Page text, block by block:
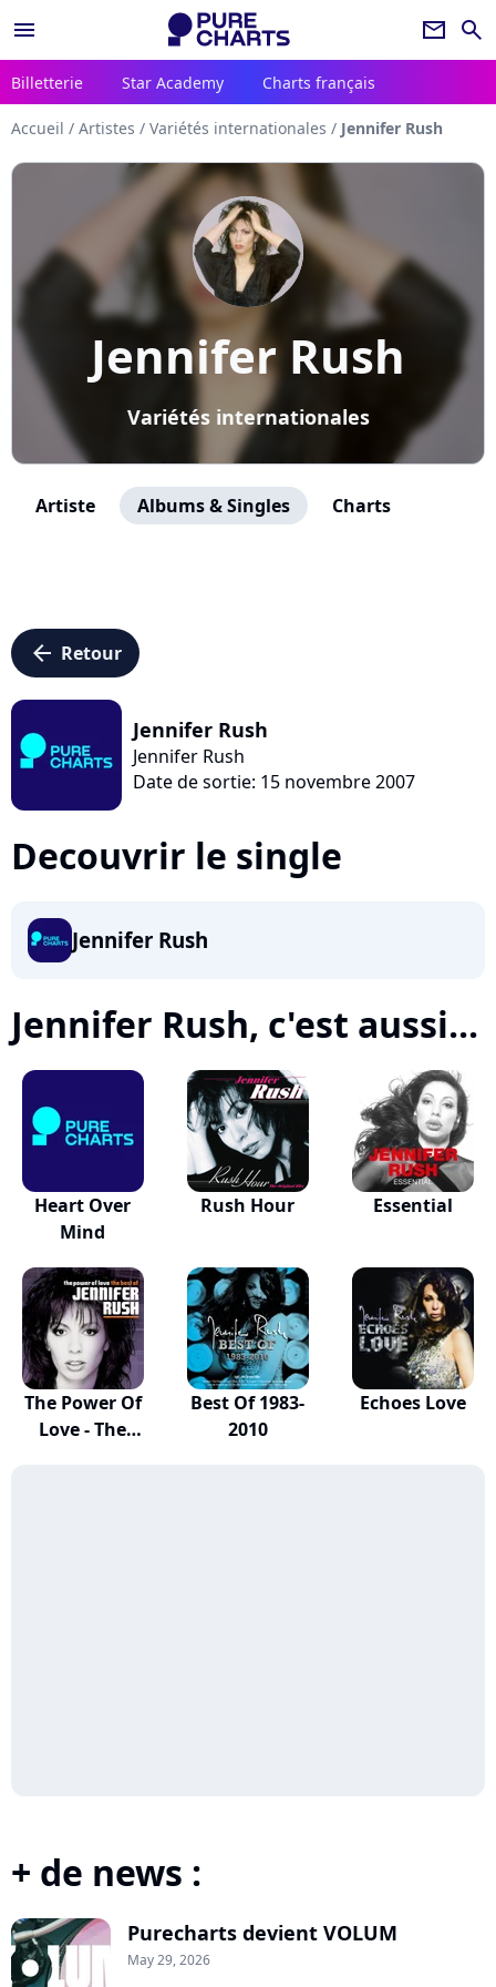
menu newsletter search
Billetterie Star Academy Charts français
Accueil / Artistes / Variétés internationales / Jennifer Rush
Jennifer Rush
Variétés internationales
Artiste Albums & Singles Charts
arrow_left Retour
Jennifer Rush
Jennifer Rush
Date de sortie: 15 novembre 2007
Decouvrir le single
Jennifer Rush
Jennifer Rush, c'est aussi...
Heart Over
Mind
Rush Hour Essential
The Power Of
Love - The
Best Of 1983-
2010
Echoes Love
+ de news :
Purecharts devient VOLUM
May 29, 2026